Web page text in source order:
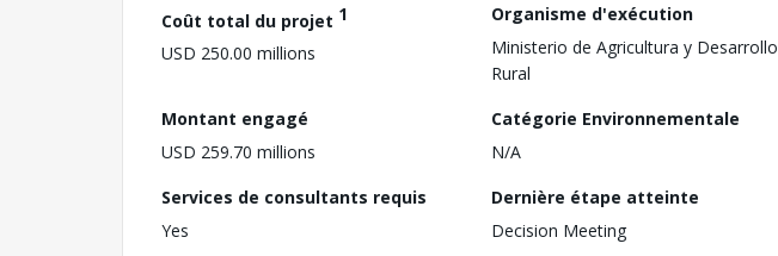
Coût total du projet 1
USD 250.00 millions
Organisme d'exécution
Ministerio de Agricultura y Desarrollo
Rural
Montant engagé
USD 259.70 millions
Catégorie Environnementale
N/A
Services de consultants requis
Yes
Dernière étape atteinte
Decision Meeting